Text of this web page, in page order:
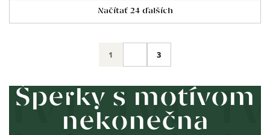
Ovládacie
prvky
Načítať 24 ďalších
Stránkovanie
1 3
Šperky s motívom
nekonečna